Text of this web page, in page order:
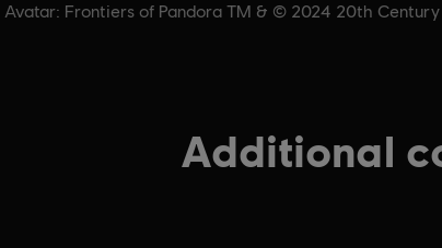
Avatar: Frontiers of Pandora TM & © 2024 20th
Additional